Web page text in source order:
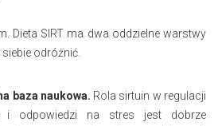
Dieta SIRT ma dwa oddzielne warstwy
odróżnić.
baza naukowa. Rola sirtuin w regulacji
i odpowiedzi na stres jest dobrze